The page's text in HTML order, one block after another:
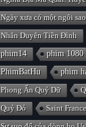
Ngày xưa có một ngôi sao
Nhân Duyên Tiền Đình
phim14
phim 1080
PhimBatHu
phim
Phong Ấn Quỷ Dữ
Quỷ Đỏ
Saint